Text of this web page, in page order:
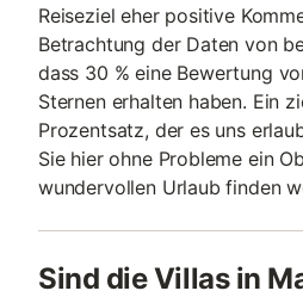
Reiseziel eher positive
Betrachtung der Daten von
dass 30 % eine Bewertung
Sternen erhalten haben. Ein
Prozentsatz, der es uns
Sie hier ohne Probleme ein
wundervollen Urlaub finden
Sind die Villas in